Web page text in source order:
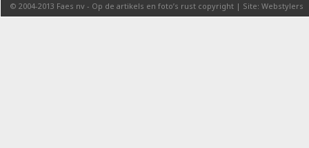
© 2004-2013 Faes nv - Op de artikels en foto’s rust copyright | Site: Webstylers